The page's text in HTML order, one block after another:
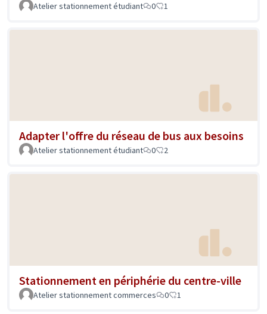
Atelier stationnement étudiant 0 1
Adapter l'offre du réseau de bus aux besoins
Atelier stationnement étudiant 0 2
Stationnement en périphérie du centre-ville
Atelier stationnement commerces 0 1